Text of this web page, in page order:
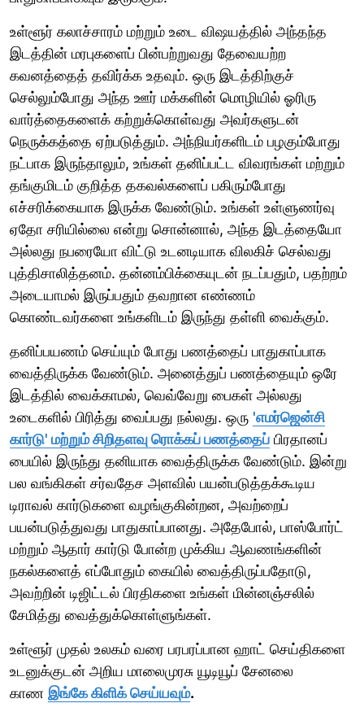
உள்ளூர் கலாச்சாரம் மற்றும் உடை விஷயத்தில் அந்தந்த
இடத்தின் மரபுகளைப் பின்பற்றுவது தேவையற்ற
கவனத்தைத் தவிர்க்க உதவும். ஒரு இடத்திற்குச்
செல்லும்போது அந்த ஊர் மக்களின் மொழியில் ஓரிரு
வார்த்தைகளைக் கற்றுக்கொள்வது அவர்களுடன்
நெருக்கத்தை ஏற்படுத்தும். அந்நியர்களிடம் பழகும்போது
நட்பாக இருந்தாலும், உங்கள் தனிப்பட்ட விவரங்கள் மற்றும்
தங்குமிடம் குறித்த தகவல்களைப் பகிரும்போது
எச்சரிக்கையாக இருக்க வேண்டும். உங்கள் உள்ளுணர்வு
ஏதோ சரியில்லை என்று சொன்னால், அந்த இடத்தையோ
அல்லது நபரையோ விட்டு உடனடியாக விலகிச் செல்வது
புத்திசாலித்தனம். தன்னம்பிக்கையுடன் நடப்பதும், பதற்றம்
அடையாமல் இருப்பதும் தவறான எண்ணம்
கொண்டவர்களை உங்களிடம் இருந்து தள்ளி வைக்கும்.
தனிப்பயணம் செய்யும் போது பணத்தைப் பாதுகாப்பாக
வைத்திருக்க வேண்டும். அனைத்துப் பணத்தையும் ஒரே
இடத்தில் வைக்காமல், வெவ்வேறு பைகள் அல்லது
உடைகளில் பிரித்து வைப்பது நல்லது. ஒரு 'எமர்ஜென்சி
கார்டு' மற்றும் சிறிதளவு ரொக்கப் பணத்தைப் பிரதானப்
பையில் இருந்து தனியாக வைத்திருக்க வேண்டும். இன்று
பல வங்கிகள் சர்வதேச அளவில் பயன்படுத்தக்கூடிய
டிராவல் கார்டுகளை வழங்குகின்றன, அவற்றைப்
பயன்படுத்துவது பாதுகாப்பானது. அதேபோல், பாஸ்போர்ட்
மற்றும் ஆதார் கார்டு போன்ற முக்கிய ஆவணங்களின்
நகல்களைத் எப்போதும் கையில் வைத்திருப்பதோடு,
அவற்றின் டிஜிட்டல் பிரதிகளை உங்கள் மின்னஞ்சலில்
சேமித்து வைத்துக்கொள்ளுங்கள்.
உள்ளூர் முதல் உலகம் வரை பரபரப்பான ஹாட் செய்திகளை
உடனுக்குடன் அறிய மாலைமுரசு யூடியூப் சேனலை
காண இங்கே கிளிக் செய்யவும்.